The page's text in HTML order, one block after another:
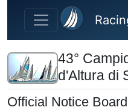
Skip to main content
43°
d'Altura di
Official Notice Board